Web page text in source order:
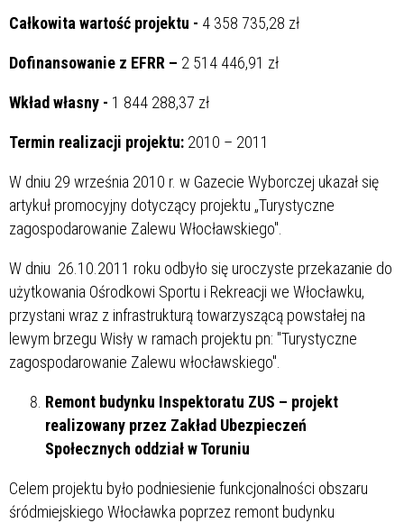
Całkowita wartość projektu - 4 358 735,28 zł
Dofinansowanie z EFRR – 2 514 446,91 zł
Wkład własny - 1 844 288,37 zł
Termin realizacji projektu: 2010 – 2011
W dniu 29 września 2010 r. w Gazecie Wyborczej ukazał się
artykuł promocyjny dotyczący projektu „Turystyczne
zagospodarowanie Zalewu Włocławskiego".
W dniu 26.10.2011 roku odbyło się uroczyste przekazanie do
użytkowania Ośrodkowi Sportu i Rekreacji we Włocławku,
przystani wraz z infrastrukturą towarzyszącą powstałej na
lewym brzegu Wisły w ramach projektu pn: "Turystyczne
zagospodarowanie Zalewu włocławskiego".
Remont budynku Inspektoratu ZUS – projekt
realizowany przez Zakład Ubezpieczeń
Społecznych oddział w Toruniu
Celem projektu było podniesienie funkcjonalności obszaru
śródmiejskiego Włocławka poprzez remont budynku